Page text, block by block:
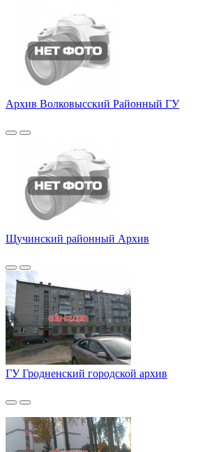
Архив Волковысский Районный ГУ
Щучинский районный Архив
ГУ Гродненский городской архив